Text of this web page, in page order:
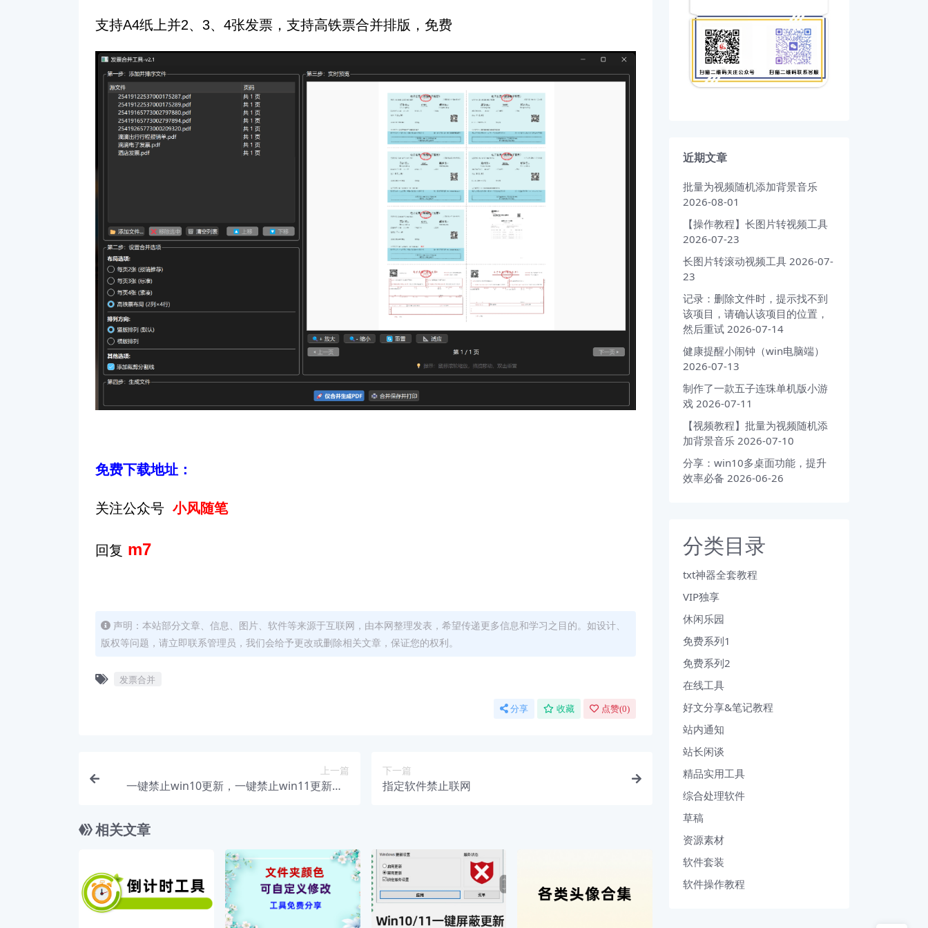
支持A4纸上并2、3、4张发票，支持高铁票合并排版，免费
免费下载地址：
关注公众号 小风随笔
回复 m7
声明：本站部分文章、信息、图片、软件等来源于互联网，由本网整理发表，希望传递更多信息和学习之目的。如设计、
版权等问题，请立即联系管理员，我们会给予更改或删除相关文章，保证您的权利。
发票合并
分享 收藏 点赞(0)
上一篇
一键禁止win10更新，一键禁止win11更新（3
下一篇
指定软件禁止联网
相关文章
近期文章
批量为视频随机添加背景音乐
2026-08-01
【操作教程】长图片转视频工具
2026-07-23
长图片转滚动视频工具 2026-07-
23
记录：删除文件时，提示找不到
该项目，请确认该项目的位置，
然后重试 2026-07-14
健康提醒小闹钟（win电脑端）
2026-07-13
制作了一款五子连珠单机版小游
戏 2026-07-11
【视频教程】批量为视频随机添
加背景音乐 2026-07-10
分享：win10多桌面功能，提升
效率必备 2026-06-26
分类目录
txt神器全套教程
VIP独享
休闲乐园
免费系列1
免费系列2
在线工具
好文分享&笔记教程
站内通知
站长闲谈
精品实用工具
综合处理软件
草稿
资源素材
软件套装
软件操作教程